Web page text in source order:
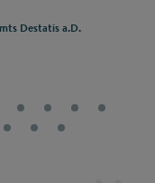
Destatis a.D.